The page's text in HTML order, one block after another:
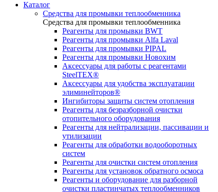
Каталог
Средства для промывки теплообменника
Средства для промывки теплообменника
Реагенты для промывки BWT
Реагенты для промывки Alfa Laval
Реагенты для промывки PIPAL
Реагенты для промывки Новохим
Аксессуары для работы с реагентами
SteelTEX®
Аксессуары для удобства эксплуатации
элиминейторов®
Ингибиторы защиты систем отопления
Реагенты для безразборной очистки
отопительного оборудования
Реагенты для нейтрализации, пассивации и
утилизации
Реагенты для обработки водооборотных
систем
Реагенты для очистки систем отопления
Реагенты для установок обратного осмоса
Реагенты и оборудование для разборной
очистки пластинчатых теплообменников